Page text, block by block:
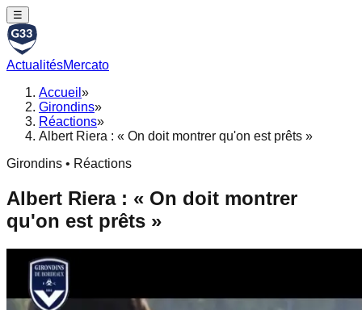
☰
ActualitésMercato
Accueil »
Girondins»
Réactions»
Albert Riera : « On doit montrer qu'on est prêts »
Girondins • Réactions
Albert Riera : « On doit montrer
qu'on est prêts »